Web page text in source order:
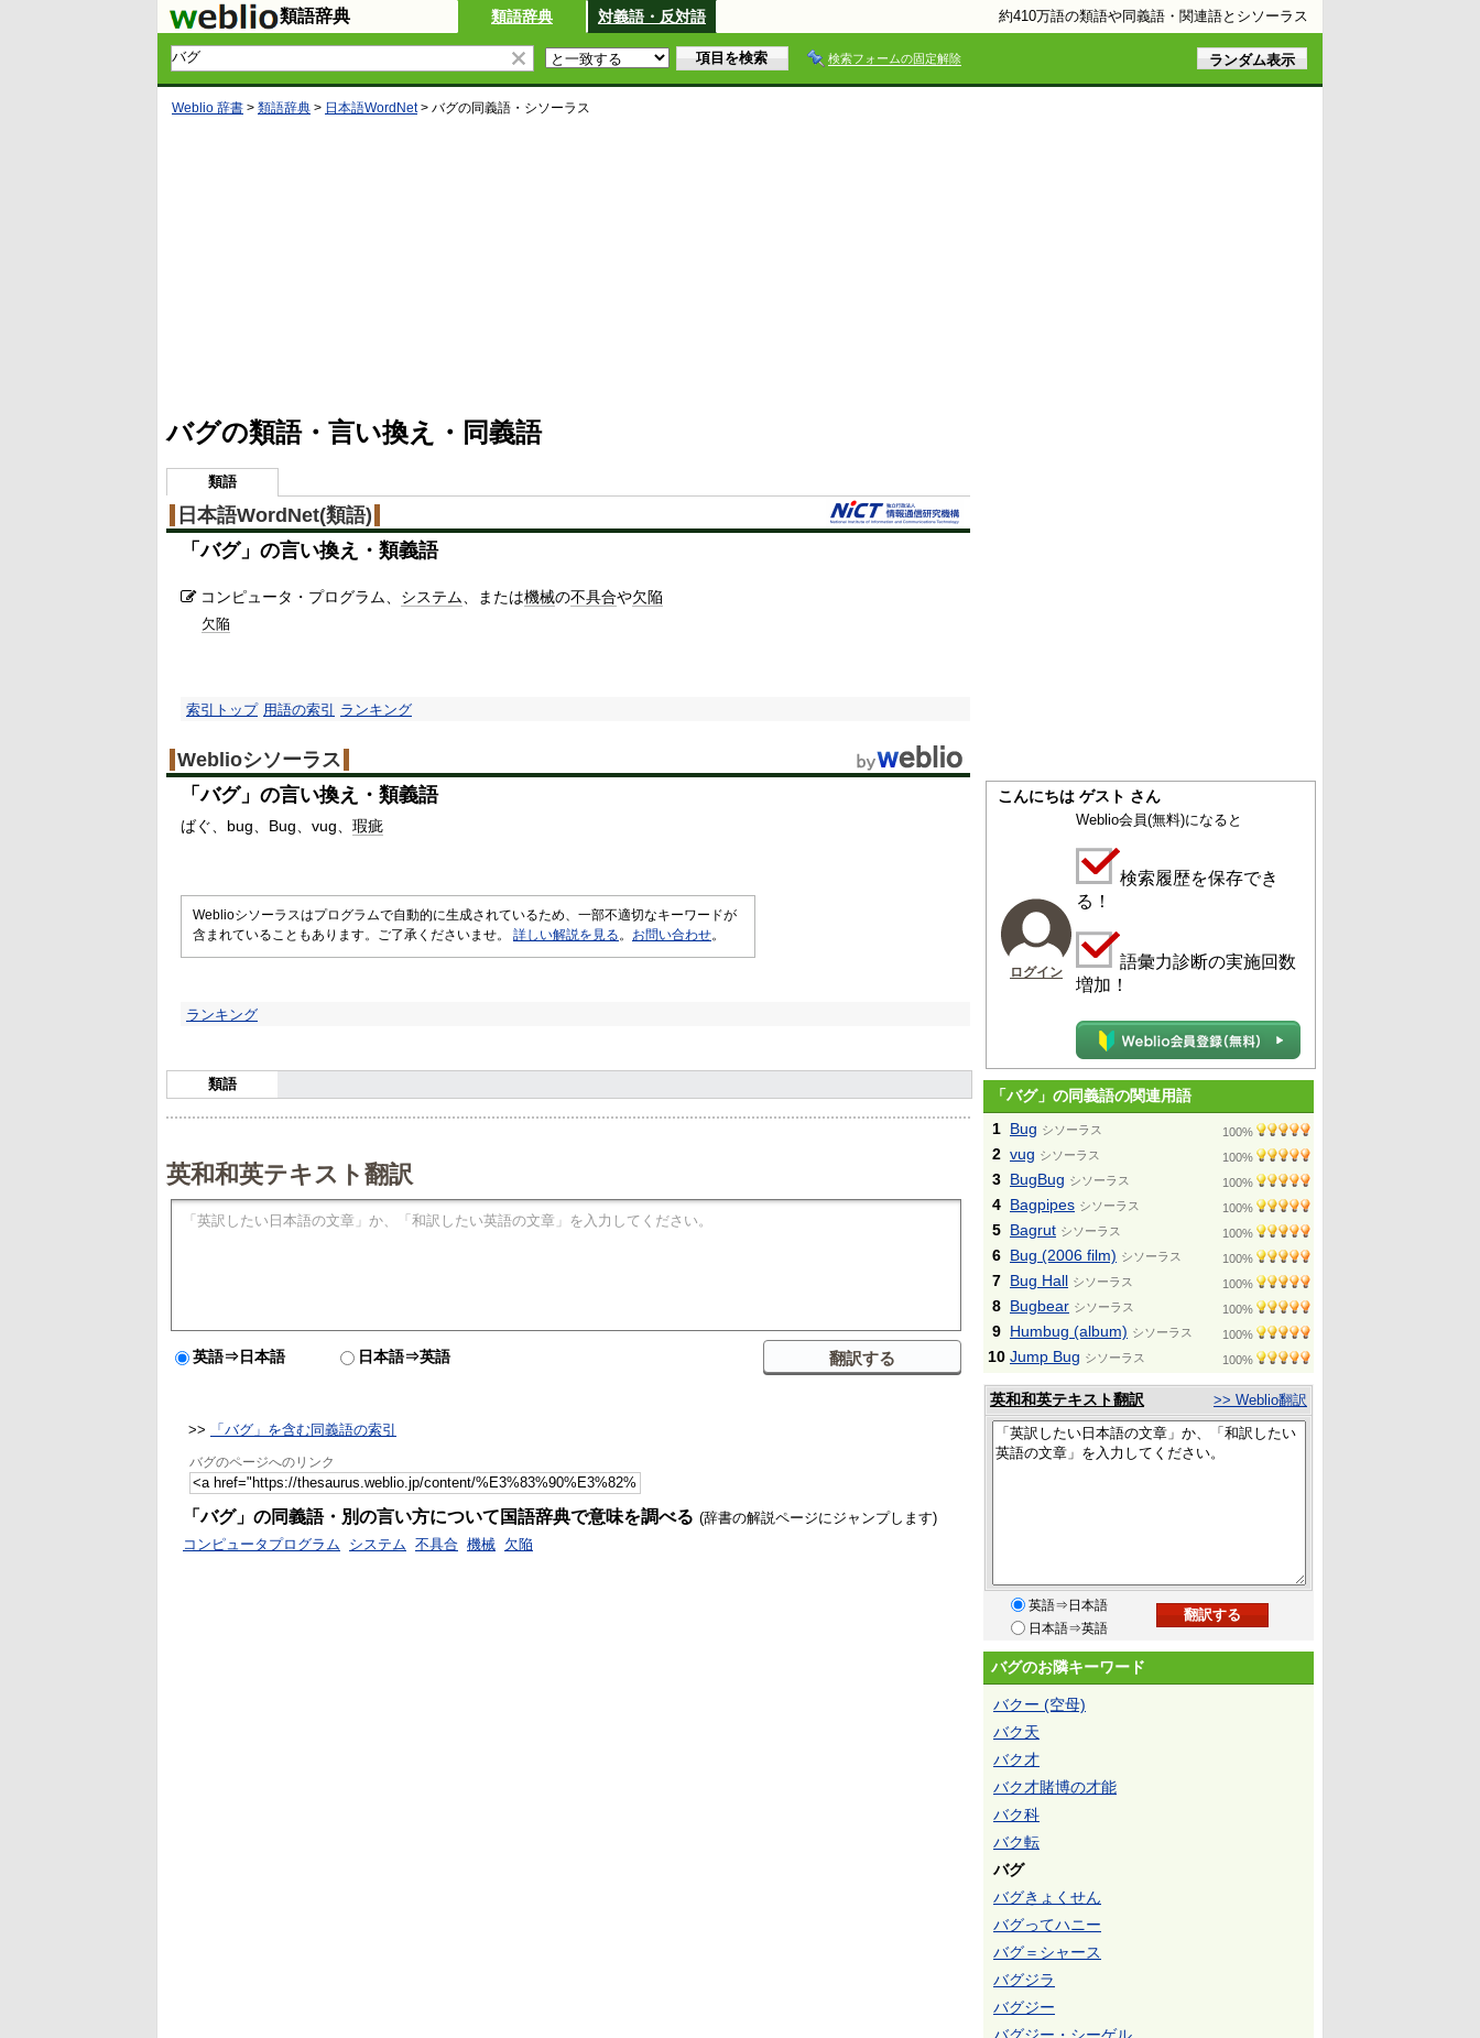
類語辞典 類語辞典 対義語・反対語 約410万語の類語や同義語・関連語とシソーラス
検索フォームの固定解除
Weblio 辞書 > 類語辞典 > 日本語WordNet> バグの同義語・シソーラス
1
%
バグの類語・言い換え・同義語
類語
日本語WordNet(類語)
「バグ」の言い換え・類義語
コンピュータ・プログラム、 システム、または機械の不具合や欠陥
欠陥
索引トップ 用語の索引 ランキング
Weblioシソーラス
「バグ」の言い換え・類義語
ばぐ bug Bug vug 瑕疵
Weblioシソーラスはプログラムで自動的に生成されているため、一部不適切なキーワードが
含まれていることもあります。ご了承くださいませ。 詳しい解説を見る 。 お問い合わせ。
ランキング
類語
英和和英テキスト翻訳
英語⇒日本語 日本語⇒英語
>> 「バグ」を含む同義語の索引
バグのページへのリンク
「バグ」の同義語・別の言い方について国語辞典で意味を調べる (辞書の解説ページにジャンプします)
コンピュータプログラム
システム 不具合 機械 欠陥
こんにちは ゲスト さん
ログイン
Weblio会員(無料)になると
検索履歴を保存でき
る！
語彙力診断の実施回数
増加！
「バグ」の同義語の関連用語
1 Bug シソーラス 100%
2 vug シソーラス 100%
3 BugBug シソーラス 100%
4 Bagpipes シソーラス 100%
5 Bagrut シソーラス 100%
6 Bug (2006 film) シソーラス 100%
7 Bug Hall シソーラス 100%
8 Bugbear シソーラス 100%
9 Humbug (album) シソーラス 100%
10 Jump Bug シソーラス 100%
英和和英テキスト翻訳 >> Weblio翻訳
英語⇒日本語
日本語⇒英語
バグのお隣キーワード
バクー (空母)
バク天
バク才
バク才賭博の才能
バク科
バク転
バグ
バグきょくせん
バグってハニー
バグ＝シャース
バグジラ
バグジー